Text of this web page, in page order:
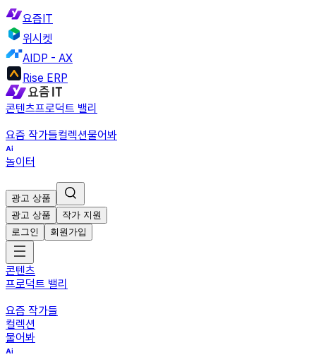
요즘IT
위시켓
AIDP - AX
Rise ERP
콘텐츠프로덕트 밸리
요즘 작가들컬렉션물어봐
놀이터
광고 상품
광고 상품
작가 지원
로그인
회원가입
콘텐츠
프로덕트 밸리
요즘 작가들
컬렉션
물어봐